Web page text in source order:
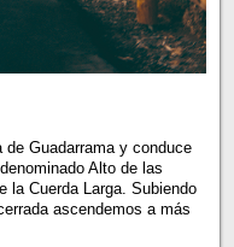
de Guadarrama y conduce
Alto de las
la Cuerda Larga. Subiendo
ascendemos a más